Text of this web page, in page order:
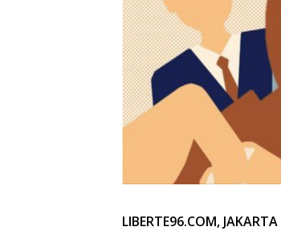
LIBERTE96.COM, JAKARTA